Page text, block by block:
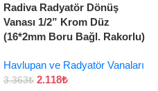
Radiva Radyatör Dönüş
Vanası 1/2” Krom Düz
(16*2mm Boru Bağl. Rakorlu)
Havlupan ve Radyatör Vanaları
3.363₺ 2.118₺